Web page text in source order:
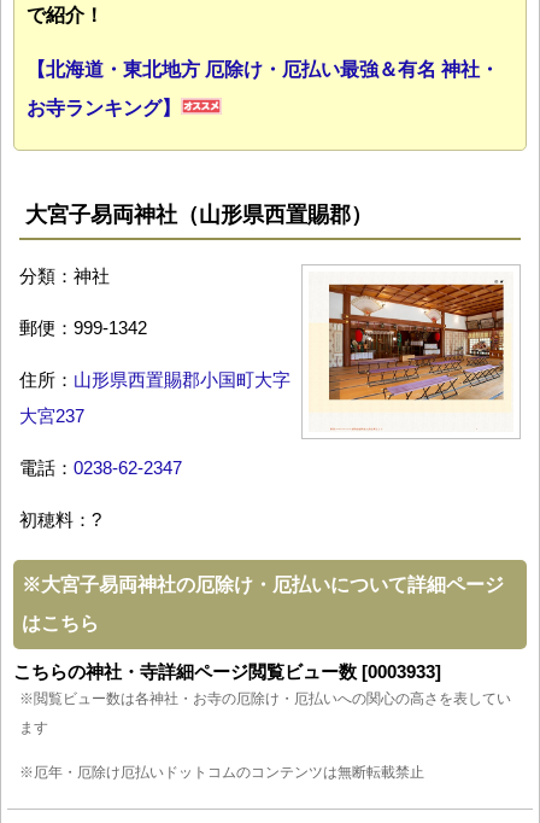
で紹介！
【北海道・東北地方 厄除け・厄払い最強＆有名 神社・
お寺ランキング】
大宮子易両神社（山形県西置賜郡）
分類：神社
郵便：999-1342
住所： 山形県西置賜郡小国町大字
大宮237
電話： 0238-62-2347
初穂料：?
※大宮子易両神社の厄除け・厄払いについて詳細ページ
はこちら
こちらの神社・寺詳細ページ閲覧ビュー数 [0003933]
※閲覧ビュー数は各神社・お寺の厄除け・厄払いへの関心の高さを表してい
ます
※厄年・厄除け厄払いドットコムのコンテンツは無断転載禁止